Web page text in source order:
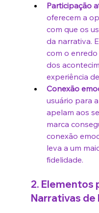
Participação
oferecem a
com que os
da narrativa.
com o
dos
experiência
Conexão
usuário para
apelam aos
marca
conexão
leva a um
fidelidade.
2. Elementos
Narrativas de